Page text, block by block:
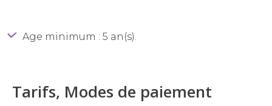
Age minimum : 5 an(s).
Tarifs, Modes de paiement